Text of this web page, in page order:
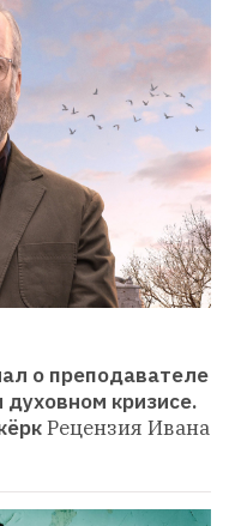
о преподавателе
духовном кризисе.
Рецензия Ивана